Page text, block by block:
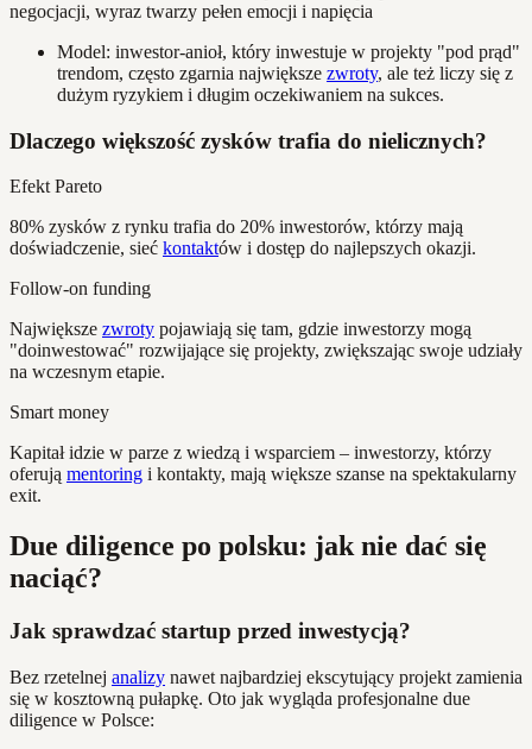
Model: inwestor-anioł, który inwestuje w projekty "pod prąd"
trendom, często zgarnia największe zwroty, ale też liczy się z
dużym ryzykiem i długim oczekiwaniem na sukces.
Dlaczego większość zysków trafia do nielicznych?
Efekt Pareto
80% zysków z rynku trafia do 20% inwestorów, którzy mają
doświadczenie, sieć kontaktów i dostęp do najlepszych okazji.
Follow-on funding
Największe zwroty pojawiają się tam, gdzie inwestorzy mogą
"doinwestować" rozwijające się projekty, zwiększając swoje udziały
na wczesnym etapie.
Smart money
Kapitał idzie w parze z wiedzą i wsparciem – inwestorzy, którzy
oferują mentoring i kontakty, mają większe szanse na spektakularny
exit.
Due diligence po polsku: jak nie dać się
naciąć?
Jak sprawdzać startup przed inwestycją?
Bez rzetelnej analizy nawet najbardziej ekscytujący projekt zamienia
się w kosztowną pułapkę. Oto jak wygląda profesjonalne due
diligence w Polsce: